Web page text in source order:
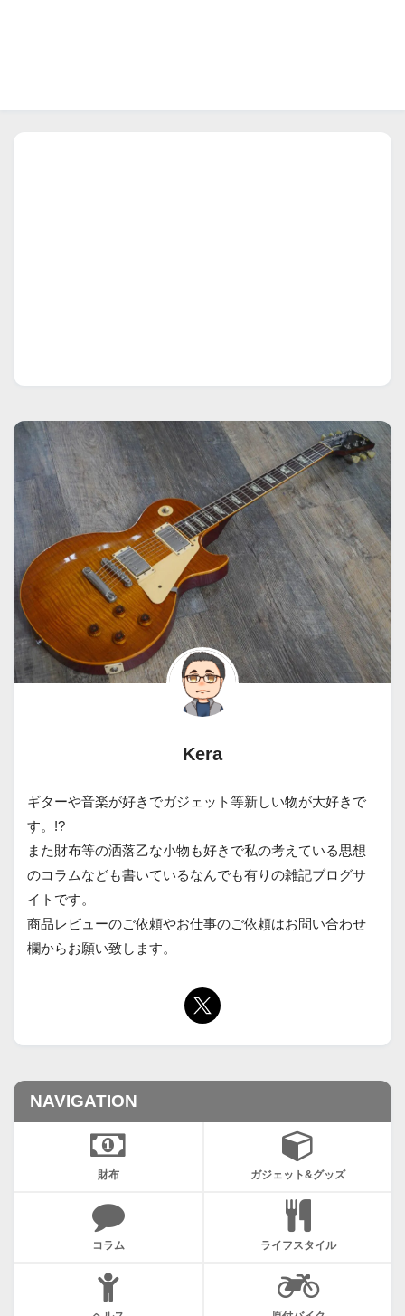
Kera
ギターや音楽が好きでガジェット等新しい物が大好きで
す。!?
また財布等の洒落乙な小物も好きで私の考えている思想
のコラムなども書いているなんでも有りの雑記ブログサ
イトです。
商品レビューのご依頼やお仕事のご依頼はお問い合わせ
欄からお願い致します。
NAVIGATION
財布 ガジェット&グッズ
コラム ライフスタイル